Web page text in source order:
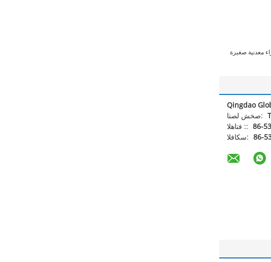
معدنية صغيرة
Qingdao
اتصل شخص:
الهاتف :: 86-
الفاكس: 86-